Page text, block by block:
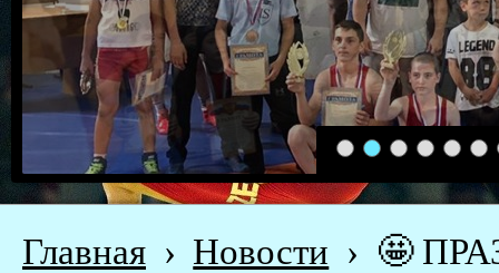
1 2 3 4 5 6
Главная › Новости › 🤩